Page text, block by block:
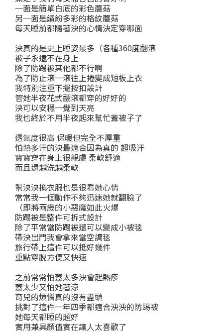
一面是簡單白底的彩色蘑菇
另一面是繽紛多彩的格紋蘑菇
每天睡前都隨著泱的心情決定穿哪面
泱真的是史上睡姿最多（各種360度翻滾
被子永遠不在身上
除了防踢被其他都不行啊
為了防止滾一滾往上捲變成短板上衣
我特別注重下擺按扣設計
管她半夜花式翻滾都穿的好好的
泱可以安穩一覺到天亮
我也終於不用半夜起來幫忙蓋被子了
透氣度很高 保暖但完全不厚重
怕熱多汗的泱最適合因為真的 超吸汗
寶寶穿在身上很親膚 柔軟舒適
而且還越洗越柔軟
幫泱泱換衣服也是很看她心情
常常我一個動作不夠迅速她就翻臉了
（即將兩歲的小惡魔如此火爆
防踢被是整件可拆式設計
除了平常當防踢被還可以變成小被毯
帶泱出門我會拿來當空調毯
旅行帶上這件可以抵好幾件
重點穿脫方便又快速
之前常常怕蓋太多泱會起熱疹
蓋太少又怕她著涼
育兒的煩惱真的沒有盡頭
挑對了這件一年四季都適合泱泱的防踢被
她每天都睡的超好
實用兼具顏值實在讓人太喜歡了